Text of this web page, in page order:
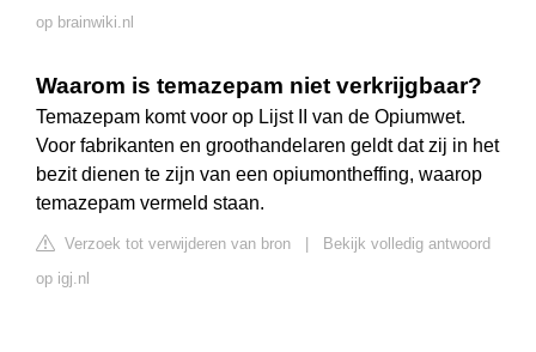
op brainwiki.nl
Waarom is temazepam niet verkrijgbaar?
Temazepam komt voor op Lijst II van de Opiumwet.
Voor fabrikanten en groothandelaren geldt dat zij in het
bezit dienen te zijn van een opiumontheffing, waarop
temazepam vermeld staan.
Verzoek tot verwijderen van bron
Bekijk volledig antwoord
op igj.nl